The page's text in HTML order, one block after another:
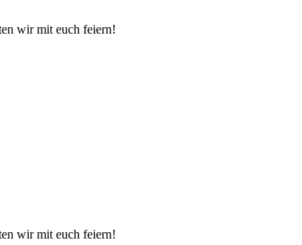
wir mit euch feiern!
wir mit euch feiern!